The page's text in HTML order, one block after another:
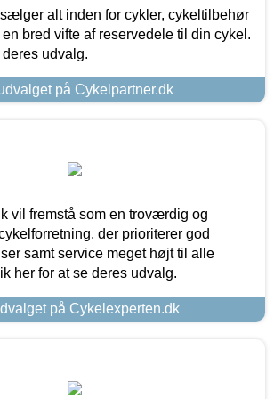
alt inden for cykler, cykeltilbehør
bred vifte af reservedele til din cykel.
udvalg.
på Cykelpartner.dk
vil fremstå som en troværdig og
der prioriterer god
samt service meget højt til alle
her for at se deres udvalg.
på Cykelexperten.dk